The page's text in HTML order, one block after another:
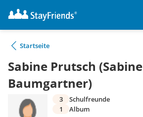
Startseite
Sabine Prutsch (Sabine
Baumgartner)
3
Schulfreunde
1
Album